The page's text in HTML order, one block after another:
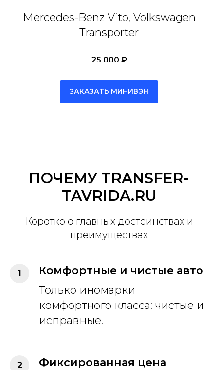
Mercedes-Benz Vito, Volkswagen
Transporter
25 000 ₽
ЗАКАЗАТЬ МИНИВЭН
ПОЧЕМУ TRANSFER-
TAVRIDA.RU
Коротко о главных достоинствах и
преимуществах
Комфортные и чистые авто
Только иномарки
комфортного класса: чистые и
исправные.
Фиксированная цена